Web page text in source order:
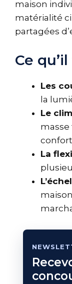
maison
matérialité
partagées
Ce
Les
la
Le
La